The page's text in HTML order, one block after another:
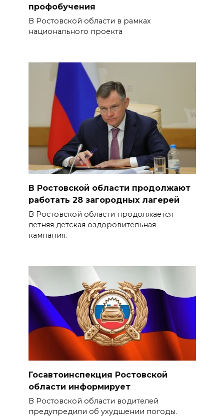
профобучения
В Ростовской области в рамках
национального проекта
В Ростовской области продолжают
работать 28 загородных лагерей
В Ростовской области продолжается
летняя детская оздоровительная
кампания.
Госавтоинспекция Ростовской
области информирует
В Ростовской области водителей
предупредили об ухудшении погоды.